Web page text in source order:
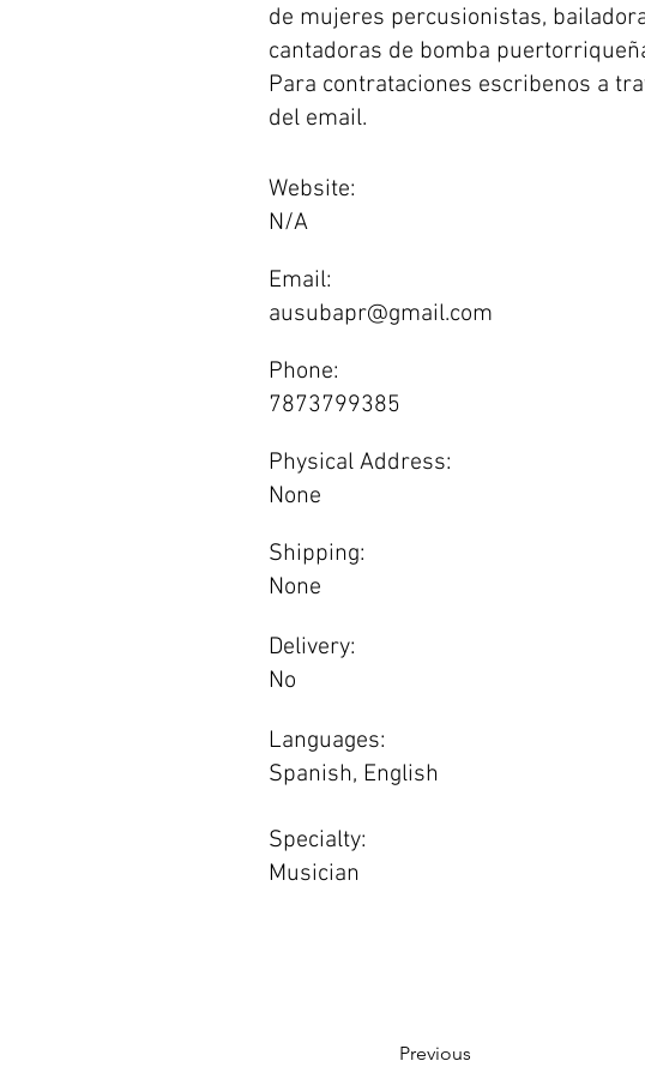
de mujeres percusionistas,
cantadoras de bomba
Para contrataciones escribenos a
del email.
Website:
N/A
Email:
ausubapr@gmail.com
Phone:
7873799385
Physical Address:
None
Shipping:
None
Delivery:
No
Languages:
Spanish, English
Specialty:
Musician
Previous